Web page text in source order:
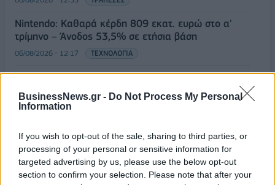
BusinessNews.gr - Do Not Process My Personal
Information
If you wish to opt-out of the sale, sharing to third parties, or
processing of your personal or sensitive information for
targeted advertising by us, please use the below opt-out
section to confirm your selection. Please note that after your
Nintendo: Καθαρά κέρδη 809 εκατ. ευρώ στο α'
τρίμηνο – Άνοδος 53,5% σε ετήσια βάση
06/08/2026 - 12:17 ΤΕΧΝΟΛΟΓΙΑ
Κ. Μητσοτάκης κατά την παρουσίαση του myAGRO:
Σήμερα είναι μια μεγάλη μέρα για τον πρωτογενή
τομέα
ΟΛΕΣ ΟΙ ΕΙΔΗΣΕΙΣ